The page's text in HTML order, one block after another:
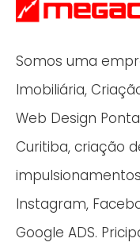
Somos uma
Imobiliária,
Web Design
Curitiba, criação
Instagram,
Google ADS.